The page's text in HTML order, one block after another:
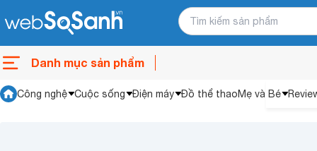
Danh mục sản phẩm
Công nghệ Cuộc sống Điện máy Đồ thể thaoMẹ và Bé